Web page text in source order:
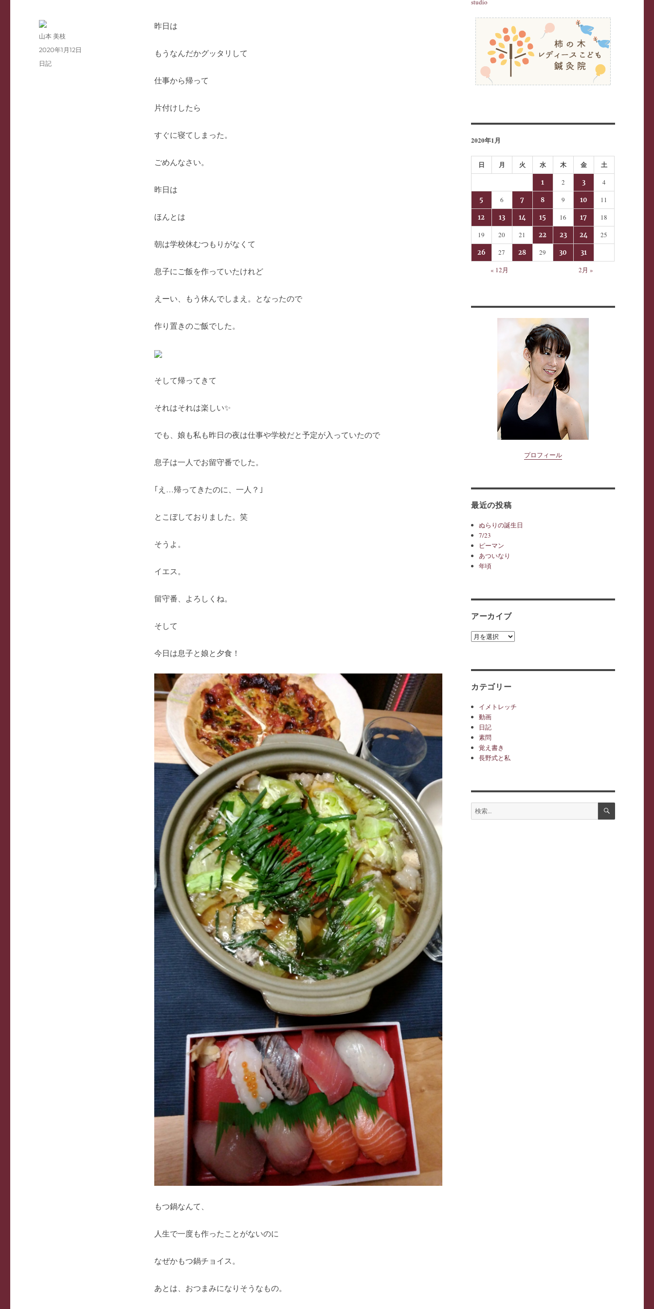
昨日は
もうなんだかグッタリして
仕事から帰って
片付けしたら
すぐに寝てしまった。
ごめんなさい。
昨日は
ほんとは
朝は学校休むつもりがなくて
息子にご飯を作っていたけれど
えーい、もう休んでしまえ。となったので
作り置きのご飯でした。
そして帰ってきて
それはそれは楽しい✨
でも、娘も私も昨日の夜は仕事や学校だと予定が入っていたので
息子は一人でお留守番でした。
｢え…帰ってきたのに、一人？｣
とこぼしておりました。笑
そうよ。
イエス。
留守番、よろしくね。
そして
今日は息子と娘と夕食！
もつ鍋なんて、
人生で一度も作ったことがないのに
なぜかもつ鍋チョイス。
あとは、おつまみになりそうなもの。
投
山本 美枝
投
稿
2020年1月12日
カ
日記
2020年1月
日 月 火 水 木 金 土
1 2 3 4
5 6 7 8 9 10 11
12 13 14 15 16 17
18
19
20 21 22 23 24 25
26 27 28 29 30 31
« 12月 2月 »
プロフィール
最近の投稿
ぬらりの誕生日
7/23
ピーマン
あついなり
年頃
アーカイブ
ア
カテゴリー
イメトレッチ
動画
日記
素問
覚え書き
長野式と私
検
索:
検